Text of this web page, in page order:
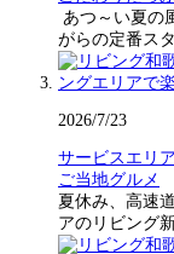
あつ～い夏の
がらの定番ス
2026/7/23
サービスエリ
ご当地グルメ
夏休み、高速
アのリビング